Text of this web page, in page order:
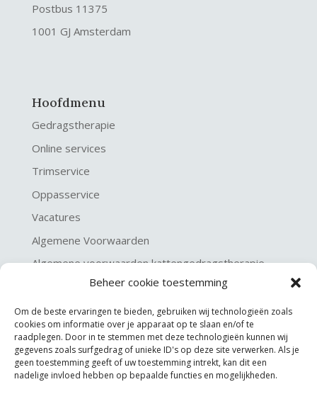
Beheer cookie toestemming
Om de beste ervaringen te bieden, gebruiken wij technologieën zoals
cookies om informatie over je apparaat op te slaan en/of te
raadplegen. Door in te stemmen met deze technologieën kunnen wij
gegevens zoals surfgedrag of unieke ID's op deze site verwerken. Als je
geen toestemming geeft of uw toestemming intrekt, kan dit een
nadelige invloed hebben op bepaalde functies en mogelijkheden.
Postbus 11375
1001 GJ Amsterdam
Hoofdmenu
Gedragstherapie
Online services
Trimservice
Oppasservice
Vacatures
Algemene Voorwaarden
Algemene voorwaarden kattengedragstherapie
Privacy verklaring
Disclaimer & Copyright